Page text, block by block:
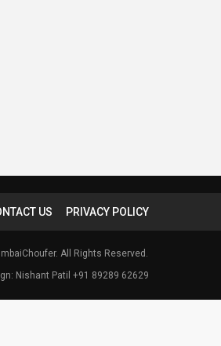
US PRIVACY POLICY
All Rights Reserved.
Nishant Patil +91 89289 62629